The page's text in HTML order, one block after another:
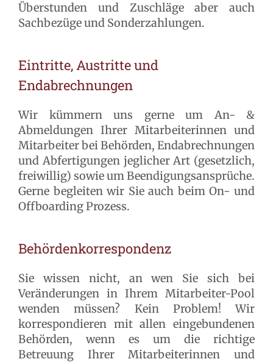
Überstunden und Zuschläge aber auch
Sachbezüge und Sonderzahlungen.
Eintritte, Austritte und
Endabrechnungen
Wir kümmern uns gerne um An- &
Abmeldungen Ihrer Mitarbeiterinnen und
Mitarbeiter bei Behörden, Endabrechnungen
und Abfertigungen jeglicher Art (gesetzlich,
freiwillig) sowie um Beendigungsansprüche.
Gerne begleiten wir Sie auch beim On- und
Offboarding Prozess.
Behördenkorrespondenz
Sie wissen nicht, an wen Sie sich bei
Veränderungen in Ihrem Mitarbeiter-Pool
wenden müssen? Kein Problem! Wir
korrespondieren mit allen eingebundenen
Behörden, wenn es um die richtige
Betreuung Ihrer Mitarbeiterinnen und